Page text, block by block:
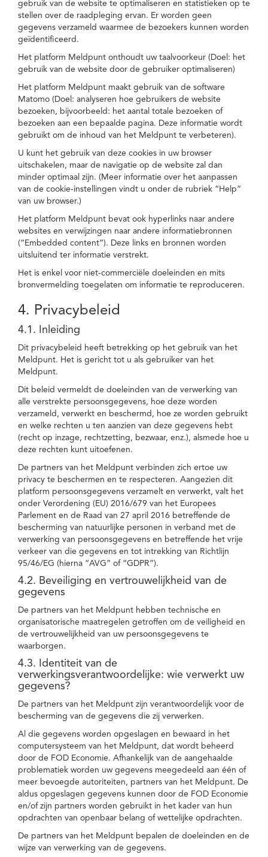
gebruik van de website te optimaliseren en statistieken op te
stellen over de raadpleging ervan. Er worden geen
gegevens verzameld waarmee de bezoekers kunnen worden
geïdentificeerd.
Het platform Meldpunt onthoudt uw taalvoorkeur (Doel: het
gebruik van de website door de gebruiker optimaliseren)
Het platform Meldpunt maakt gebruik van de software
Matomo (Doel: analyseren hoe gebruikers de website
bezoeken, bijvoorbeeld: het aantal totale bezoeken of
bezoeken aan een bepaalde pagina. Deze informatie wordt
gebruikt om de inhoud van het Meldpunt te verbeteren).
U kunt het gebruik van deze cookies in uw browser
uitschakelen, maar de navigatie op de website zal dan
minder optimaal zijn. (Meer informatie over het aanpassen
van de cookie-instellingen vindt u onder de rubriek “Help”
van uw browser.)
Het platform Meldpunt bevat ook hyperlinks naar andere
websites en verwijzingen naar andere informatiebronnen
(“Embedded content”). Deze links en bronnen worden
uitsluitend ter informatie verstrekt.
Het is enkel voor niet-commerciële doeleinden en mits
bronvermelding toegelaten om informatie te reproduceren.
4. Privacybeleid
4.1. Inleiding
Dit privacybeleid heeft betrekking op het gebruik van het
Meldpunt. Het is gericht tot u als gebruiker van het
Meldpunt.
Dit beleid vermeldt de doeleinden van de verwerking van
alle verstrekte persoonsgegevens, hoe deze worden
verzameld, verwerkt en beschermd, hoe ze worden gebruikt
en welke rechten u ten aanzien van deze gegevens hebt
(recht op inzage, rechtzetting, bezwaar, enz.), alsmede hoe u
deze rechten kunt uitoefenen.
De partners van het Meldpunt verbinden zich ertoe uw
privacy te beschermen en te respecteren. Aangezien dit
platform persoonsgegevens verzamelt en verwerkt, valt het
onder Verordening (EU) 2016/679 van het Europees
Parlement en de Raad van 27 april 2016 betreffende de
bescherming van natuurlijke personen in verband met de
verwerking van persoonsgegevens en betreffende het vrije
verkeer van die gegevens en tot intrekking van Richtlijn
95/46/EG (hierna “AVG” of “GDPR”).
4.2. Beveiliging en vertrouwelijkheid van de
gegevens
De partners van het Meldpunt hebben technische en
organisatorische maatregelen getroffen om de veiligheid en
de vertrouwelijkheid van uw persoonsgegevens te
waarborgen.
4.3. Identiteit van de
verwerkingsverantwoordelijke: wie verwerkt uw
gegevens?
De partners van het Meldpunt zijn verantwoordelijk voor de
bescherming van de gegevens die zij verwerken.
Al die gegevens worden opgeslagen en bewaard in het
computersysteem van het Meldpunt, dat wordt beheerd
door de FOD Economie. Afhankelijk van de aangehaalde
problematiek worden uw gegevens meegedeeld aan één of
meer bevoegde autoriteiten, partners van het Meldpunt. De
aldus opgeslagen gegevens kunnen door de FOD Economie
en/of zijn partners worden gebruikt in het kader van hun
opdrachten van openbaar belang of wettelijke opdrachten.
De partners van het Meldpunt bepalen de doeleinden en de
wijze van verwerking van de gegevens.